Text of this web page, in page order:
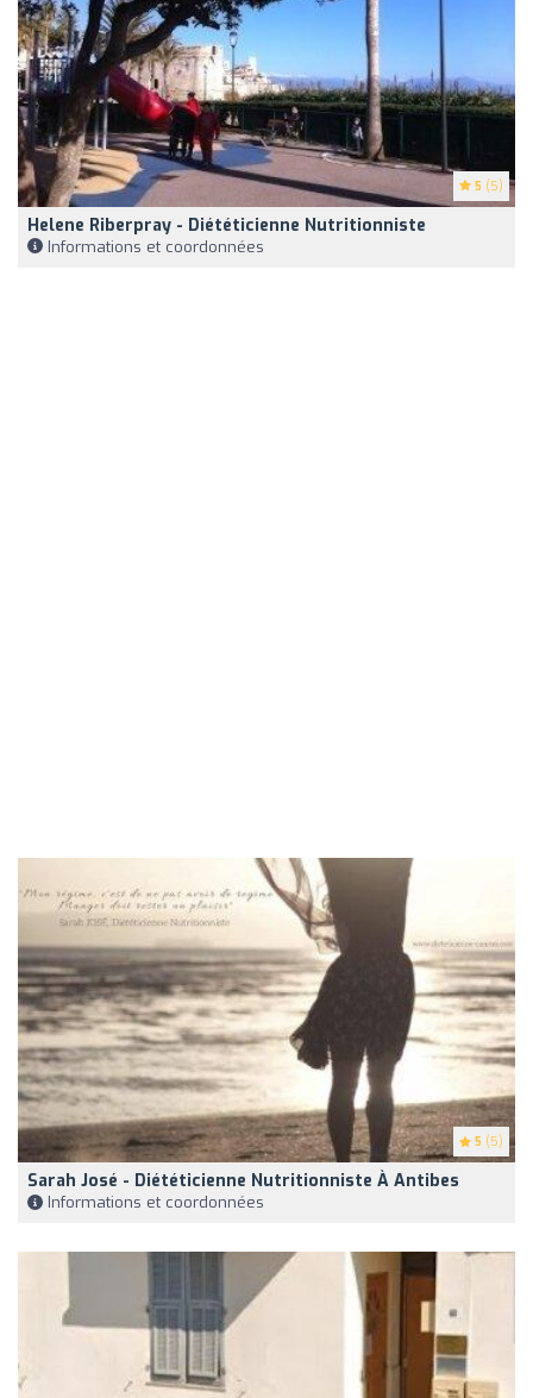
5 (5)
Helene Riberpray - Diététicienne Nutritionniste
Informations et coordonnées
5 (5)
Sarah José - Diététicienne Nutritionniste À Antibes
Informations et coordonnées